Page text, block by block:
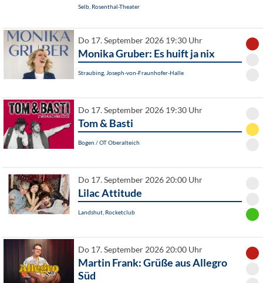
Selb, Rosenthal-Theater
Do 17. September 2026 19:30 Uhr
Monika Gruber: Es huift ja nix
Straubing, Joseph-von-Fraunhofer-Halle
Do 17. September 2026 19:30 Uhr
Tom & Basti
Bogen / OT Oberalteich
Do 17. September 2026 20:00 Uhr
Lilac Attitude
Landshut, Rocketclub
Do 17. September 2026 20:00 Uhr
Martin Frank: Grüße aus Allegro
Süd